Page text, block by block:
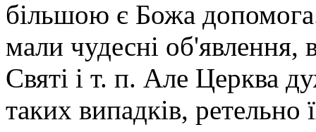
більшою є Божа
мали чудесні об'явлення,
Святі і т. п. Але Церква
таких випадків,